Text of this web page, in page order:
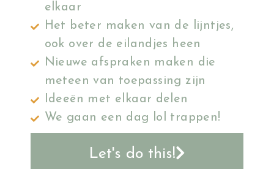
elkaar
Het beter maken van de lijntjes,
ook over de eilandjes heen
Nieuwe afspraken maken die
meteen van toepassing zijn
Ideeën met elkaar delen
We gaan een dag lol trappen!
Let's do this!